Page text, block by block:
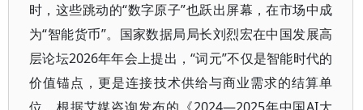
时，这些跳动的“数字原子”也跃出屏幕，在市场中成
为“智能货币”。国家数据局局长刘烈宏在中国发展高
层论坛2026年年会上提出，“词元”不仅是智能时代的
价值锚点，更是连接技术供给与商业需求的结算单